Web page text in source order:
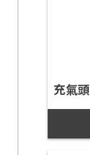
充氣頭